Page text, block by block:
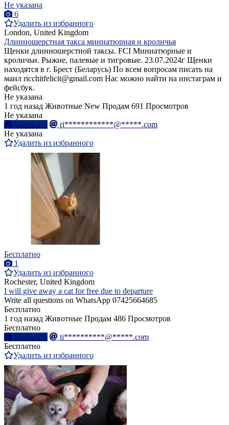
Не указана
6
Удалить из избранного
London, United Kingdom
Длинношерстная такса миниатюрная и кроличья
Щенки длинношерстной таксы. FCI Миниатюрные и
кроличьи. Рыжие, палевые и тигровые. 23.07.2024г Щенки
находятся в г. Брест (Беларусь) По всем вопросам писать на
маил ricchitfelicit@gmail.com Нас можно найти на инстаграм и
фейсбук.
Не указана
1 год назад Животные New Продам 691 Просмотров
Не указана
Написать
ri************@*****.com
Не указана
Удалить из избранного
Бесплатно
1
Удалить из избранного
Rochester, United Kingdom
I will give away a cat for free due to departure
Write all questions on WhatsApp 07425664685
Бесплатно
1 год назад Животные Продам 486 Просмотров
Бесплатно
Написать
ti**********@*****.com
Бесплатно
Удалить из избранного